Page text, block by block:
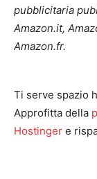
pubblicitaria
Amazon.it,
Amazon.fr.
Ti serve spazio
Approfitta della
Hostinger e